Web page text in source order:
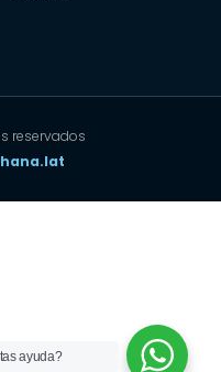
reservados
ayuda?